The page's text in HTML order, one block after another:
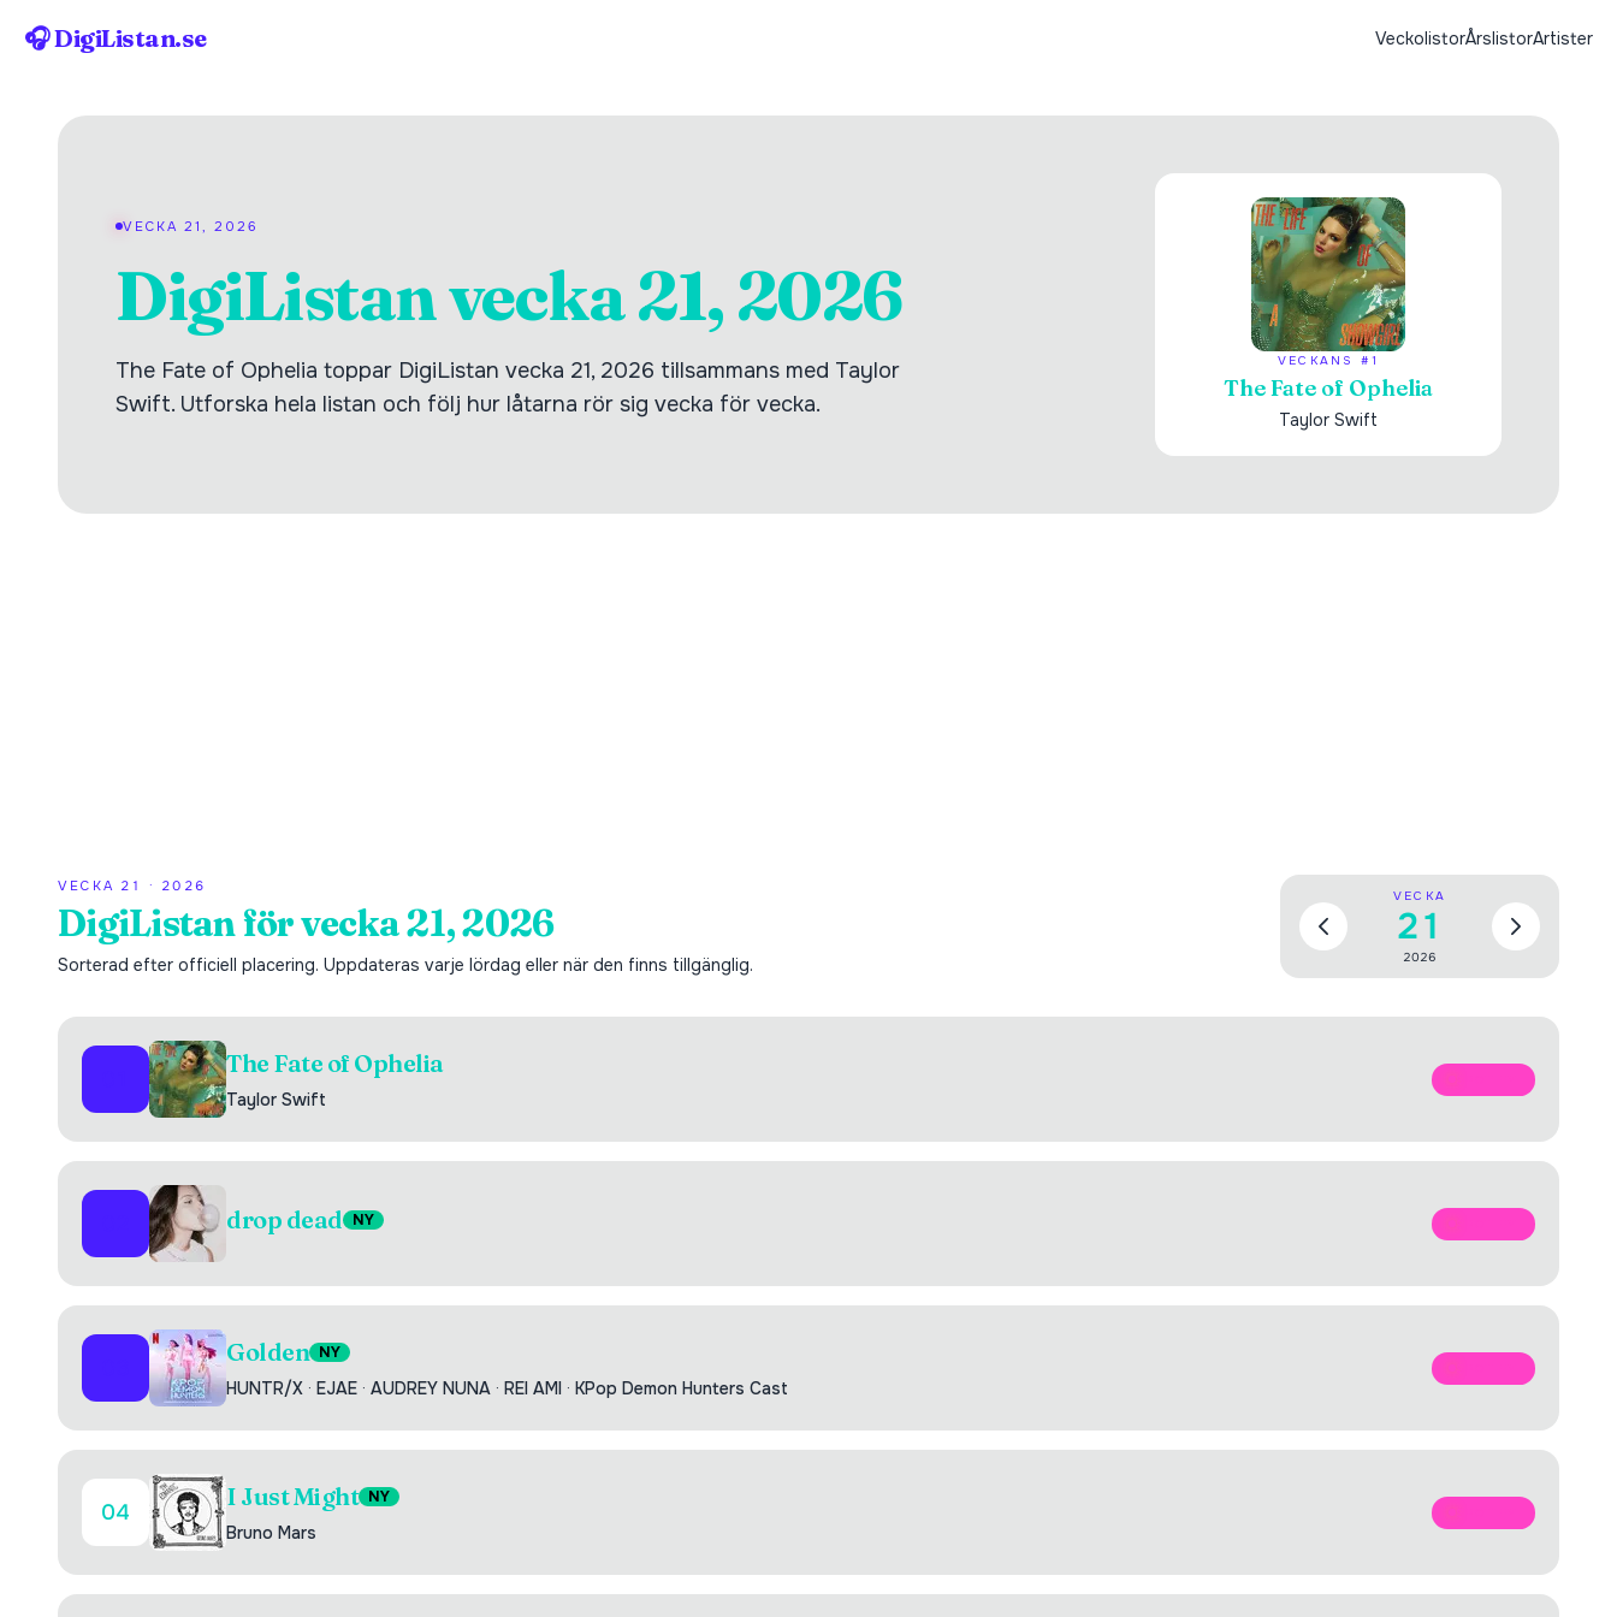
🎧 DigiListan.se VeckolistorÅrslistorArtister
VECKA 21, 2026
DigiListan vecka 21, 2026
The Fate of Ophelia toppar DigiListan vecka 21, 2026 tillsammans med Taylor
Swift. Utforska hela listan och följ hur låtarna rör sig vecka för vecka.
VECKANS #1
The Fate of Ophelia
Taylor Swift
VECKA 21 · 2026
DigiListan för vecka 21, 2026
Sorterad efter officiell placering. Uppdateras varje lördag eller när den finns tillgänglig.
VECKA
21
2026
The Fate of Ophelia
Taylor Swift
drop dead NY
Golden NY
HUNTR/X · EJAE · AUDREY NUNA · REI AMI · KPop Demon Hunters Cast
04
I Just Might NY
Bruno Mars